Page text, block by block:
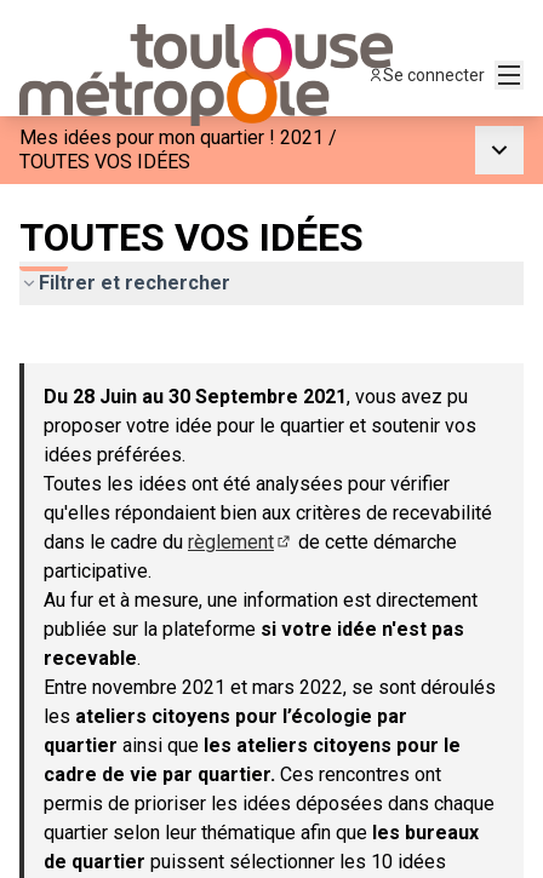
Se connecter
Mes idées pour mon quartier ! 2021 /
TOUTES VOS IDÉES
TOUTES VOS IDÉES
Filtrer et rechercher
−
Du 28 Juin au 30 Septembre 2021, vous avez pu
proposer votre idée pour le quartier et soutenir vos
idées préférées.
Toutes les idées ont été analysées pour vérifier
qu'elles répondaient bien aux critères de recevabilité
dans le cadre du règlement
de cette démarche
participative.
Au fur et à mesure, une information est directement
publiée sur la plateforme si votre idée n'est pas
recevable.
Entre novembre 2021 et mars 2022, se sont déroulés
les ateliers citoyens pour l’écologie par
quartier ainsi que les ateliers citoyens pour le
cadre de vie par quartier. Ces rencontres ont
permis de prioriser les idées déposées dans chaque
quartier selon leur thématique afin que les bureaux
de quartier puissent sélectionner les 10 idées